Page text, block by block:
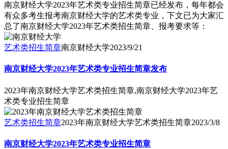
南京财经大学2023年艺术类专业招生简章已经发布，每年都会
有众多考生报考南京财经大学的艺术类专业，下文已为大家汇
总了南京财经大学2023年艺术类招生简章、报考要求等：
艺术类招生简章南京财经大学2023/9/21
南京财经大学2023年艺术类专业招生简章发布
2023年南京财经大学艺术类招生简章,南京财经大学2023年艺
术类专业招生简章
艺术类招生简章2023年南京财经大学艺术类招生简章2023/3/8
南京财经大学2023年艺术类专业招生简章